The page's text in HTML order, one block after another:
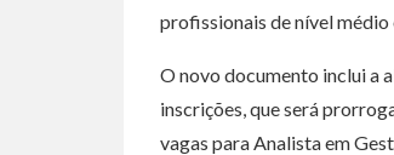
profissionais de nível médio
O novo documento inclui a
inscrições, que será
vagas para Analista em